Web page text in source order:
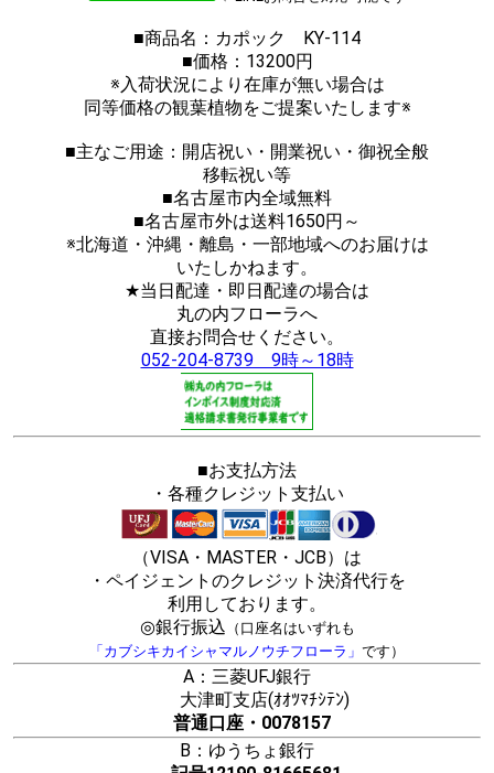
■商品名：カポック KY-114
■価格：13200円
※入荷状況により在庫が無い場合は
同等価格の観葉植物をご提案いたします※
■主なご用途：開店祝い・開業祝い・御祝全般
移転祝い等
■名古屋市内全域無料
■名古屋市外は送料1650円～
※北海道・沖縄・離島・一部地域へのお届けは
いたしかねます。
★当日配達・即日配達の場合は
丸の内フローラへ
直接お問合せください。
052-204-8739 9時～18時
■お支払方法
・各種クレジット支払い
（VISA・MASTER・JCB）は
・ペイジェントのクレジット決済代行を
利用しております。
◎銀行振込 （口座名はいずれも
「カブシキカイシャマルノウチフローラ」 です）
A：三菱UFJ銀行
大津町支店(ｵｵﾂﾏﾁｼﾃﾝ)
普通口座・0078157
B：ゆうちょ銀行